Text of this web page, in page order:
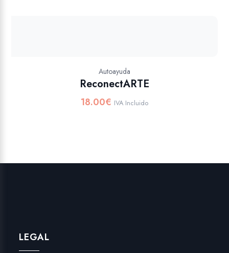
Autoayuda
ReconectARTE
18.00€ IVA Incluido
LEGAL